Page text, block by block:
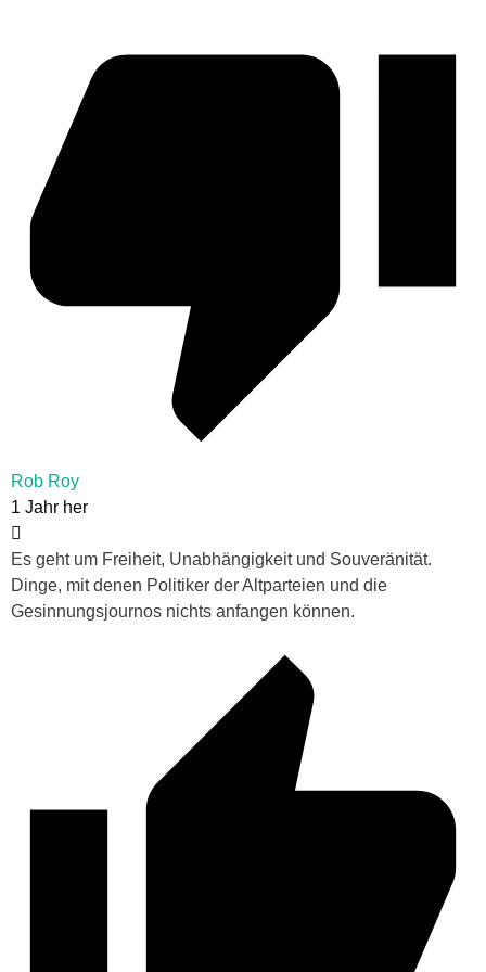
Rob Roy
1 Jahr her
Es geht um Freiheit, Unabhängigkeit und Souveränität.
Dinge, mit denen Politiker der Altparteien und die
Gesinnungsjournos nichts anfangen können.